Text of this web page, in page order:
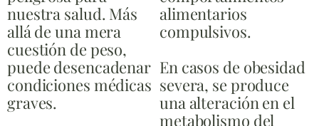
nuestra salud. Más
allá de una mera
cuestión de peso,
puede desencadenar
condiciones médicas
graves.
alimentarios
compulsivos.
En casos de obesidad
severa, se produce
una alteración en el
metabolismo del